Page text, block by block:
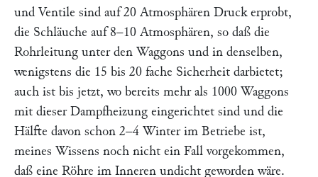
und Ventile sind auf 20 Atmosphären Druck erprobt,
die Schläuche auf 8–10 Atmosphären, so daß die
Rohrleitung unter den Waggons und in denselben,
wenigstens die 15 bis 20 fache Sicherheit darbietet;
auch ist bis jetzt, wo bereits mehr als 1000 Waggons
mit dieser Dampfheizung eingerichtet sind und die
Hälfte davon schon 2–4 Winter im Betriebe ist,
meines Wissens noch nicht ein Fall vorgekommen,
daß eine Röhre im Inneren undicht geworden wäre.